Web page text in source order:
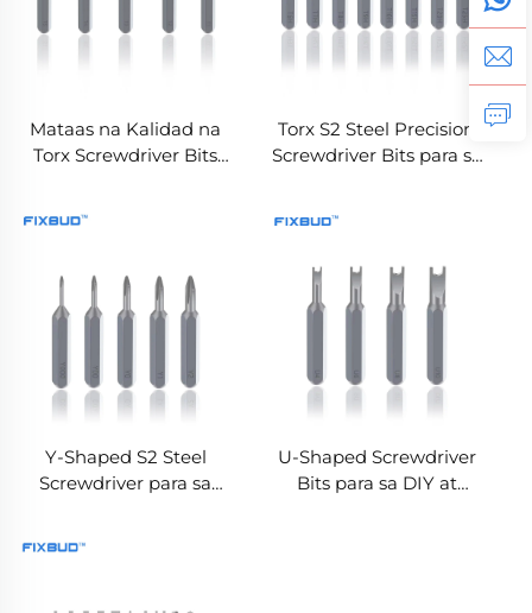
Mataas na Kalidad na
Torx Screwdriver Bits
Torx S2 Steel Precision
Screwdriver Bits para sa
Y-Shaped S2 Steel
Screwdriver para sa
U-Shaped Screwdriver
Bits para sa DIY at